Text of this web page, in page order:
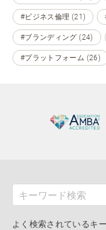
#ビジネス倫理 (21)
#ブランディング (24)
#プラットフォーム (26)
よく検索されているキ